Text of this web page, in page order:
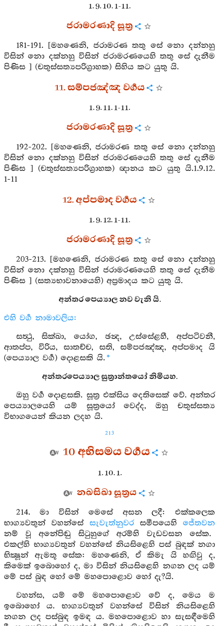
1. 9. 10. 1-11.
ජරාමරණාදි සූත්‍ර
181-191. [මහණෙනි, ජරාමරණ තතු සේ නො දන්නහු
විසින් නො දක්නහු විසින් ජරාමරණයෙහි තතු සේ දැනීම
පිණිස ] (චතුස්සත්‍යපරිග්‍රාහක) සිහිය කට යුතු යි.
11. සම්පජඤ්ඤ වර්‍ගය
1. 9. 11. 1-11.
ජරාමරණාදි සූත්‍ර
192-202. [මහණෙනි, ජරාමරණ තතු සේ නො දන්නහු
විසින් නො දක්නහු විසින් ජරාමරණයෙහි තතු සේ දැනීම
පිණිස ] (චතුස්සත්‍යපරිග්‍රාහක) ඥානය කට යුතු යි.1.9.12.
1-11
12. අප්පමාද වර්‍ගය
1. 9. 12. 1-11.
ජරාමරණාදි සූත්‍ර
203-213. [මහණෙනි, ජරාමරණ තතු සේ නො දන්නහු
විසින් නො දක්නහු විසින් ජරාමරණයෙහි තතු සේ දැනීම
පිණිස ] (සත්‍යභාවනායෙහි) අප්‍රමාදය කට යුතු යි.
අන්තර පෙය්‍යාල නව වැනි යි.
එහි වර්‍ග නාමාවලිය:
සත්‍ථු, සික්ඛා, යෝග, ඡන්‍ද, උස්සේළහී, අප්පටිවනී,
ආතප්ප, විරිය, සාතච්ච, සති, සම්පජඤ්ඤ, අප්පමාද යි
(පෙය්‍යාල වර්‍ග) දොළසකි යි. *
අන්තරපෙය්‍යාල සුත්‍රාන්තයෝ නිමියහ.
ඔහු වර්‍ග දොළසකි. සූත්‍ර එක්සිය දෙතිසෙක් වේ. අන්තර
පෙය්‍යාලයෙහි යම් සූත්‍රයෝ වෙද්ද, ඔහු චතුස්සත්‍ය
විභාගයෙන් කියන ලදහ යි.
213
10 අභිසමය වර්‍ගය
1. 10. 1.
නඛසිඛා සූත්‍රය
214. මා විසින් මෙසේ අසන ලදී: එක්කලෙක
භාග්‍යවතුන් වහන්සේ සැවැත්නුවරසමීපයෙහි ජේතවන
නම් වූ අනේපිඬු සිටුහුගේ අරම්හි වැඩවසන සේක.
එකල්හි භාග්‍යවතුන් වහන්සේ නියසිළෙහි පස් බුඳක් නගා
භික්‍ෂූන් ඇමතූ සේක: මහණෙනි, ඒ කිමැ යි හඟිවු ද,
කිමෙක් ඉබොහෝ ද, මා විසින් නියසිළෙහි නගන ලද යම්
මේ පස් බුඳ හෝ මේ මහපොළොව හෝ දැ?යි.
වහන්ස, යම් මේ මහපොළොව වේ ද, මෙය ම
ඉබොහෝ ය. භාග්‍යවතුන් වහන්සේ විසින් නියසිළෙහි
නගන ලද පස්බුඳ ඉමඳ ය. මහපොළොව හා සැසඳීමෙහි